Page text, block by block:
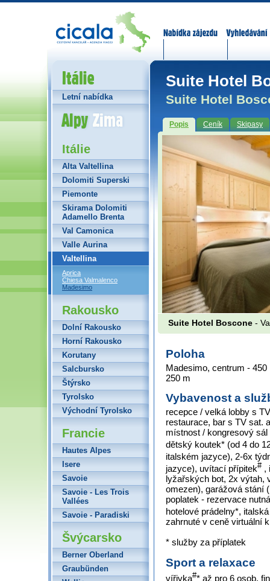
Suite Hotel
Suite Hotel
Popis Ceník Skipasy
Suite Hotel Boscone -
Poloha
Madesimo, centrum -
250 m
Vybavenost a
recepce / velká lobby s
restaurace, bar s TV sat.
místnost / kongresový
dětský koutek* (od 4 do
italském jazyce), 2-6x
jazyce), uvítací přípitek# ,
lyžařských bot, 2x výtah,
omezen), garážová stání
poplatek - rezervace
hotelové prádelny*,
zahrnuté v ceně virtuální
* služby za příplatek
Sport a relaxace
vířivka#* až pro 6 osob,
Itálie
Letní nabídka
Alpy Zima
Itálie
Alta Valtellina
Dolomiti Superski
Piemonte
Skirama Dolomiti
Adamello Brenta
Val Camonica
Valle Aurina
Valtellina
Aprica
Chiesa Valmalenco
Madesimo
Rakousko
Dolní Rakousko
Horní Rakousko
Korutany
Salcbursko
Štýrsko
Tyrolsko
Východní Tyrolsko
Francie
Hautes Alpes
Isere
Savoie
Savoie - Les Trois
Vallées
Savoie - Paradiski
Švýcarsko
Berner Oberland
Graubünden